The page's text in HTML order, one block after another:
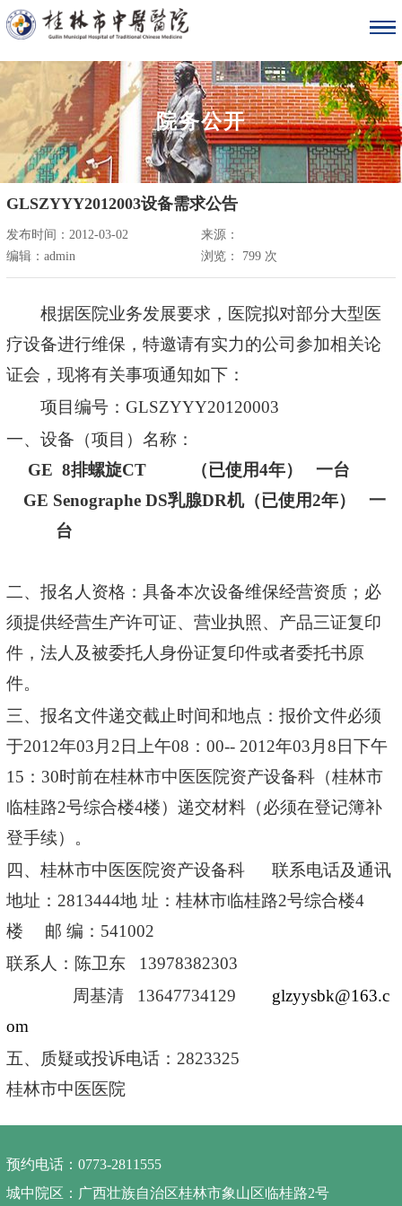
院务公开
GLSZYYY2012003设备需求公告
发布时间：2012-03-02
来源：
编辑：admin
浏览： 799 次
根据医院业务发展要求，医院拟对部分大型医
疗设备进行维保，特邀请有实力的公司参加相关论
证会，现将有关事项通知如下：
项目编号： GLSZYYY20120003
一、设备（项目）名称：
GE 8排螺旋CT （已使用4年）
一台
GE Senographe DS乳腺DR机（已使用2年）
一
台
二、报名人资格：具备本次设备维保经营资质；必
须提供经营生产许可证、营业执照、产品三证复印
件，法人及被委托人身份证复印件或者委托书原
件。
三、报名文件递交截止时间和地点：报价文件必须
于2012年03 月 2 日上午08 ： 00-- 2012年03 月 8 日下午
15 ： 30时前在桂林市中医医院资产设备科（桂林市
临桂路2号综合楼4楼）递交材料（必须在登记簿补
登手续）。
四、桂林市中医医院资产设备科
联系电话及通讯
地址： 2813444地 址：桂林市临桂路2号综合楼4
楼 邮 编： 541002
联系人：陈卫东
13978382303
周基清 13647734129 glzyysbk@163.c
om
五、质疑或投诉电话： 2823325
桂林市中医医院
预约电话：0773-2811555
城中院区：广西壮族自治区桂林市象山区临桂路2号